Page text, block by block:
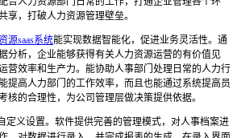
享，打破人力资源管理壁垒。
源saas系统能实现数据智能化，促进业务灵活性。通
分析，企业能够获得有关人力资源运营的有价值见
营效率和生产力。能协助人事部门处理日常的人力行
提高人力部门的工作效率，而且也能通过系统提高员
核的合理性，为公司管理层做决策提供依据。
定义设置。软件提供完善的管理模式，对人事档案进